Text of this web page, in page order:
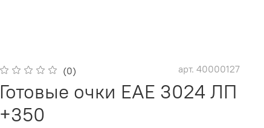
(0) арт. 40000127
Готовые очки ЕАЕ 3024 ЛП
+350